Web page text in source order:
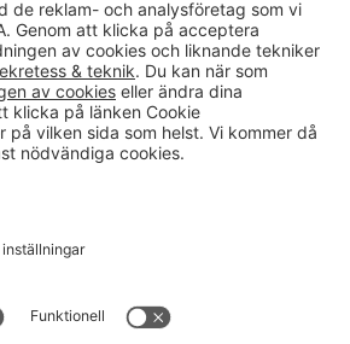
AB Alla priser är exklusive moms.
Cookie inställningar